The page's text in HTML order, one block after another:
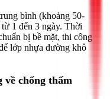
bình (khoảng 50-
1 đến 3 ngày. Thời
bị bề mặt, thi công
lớp nhựa đường khô
chống thấm